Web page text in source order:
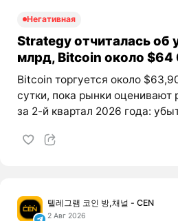
Негативная
Strategy отчиталась об
млрд, Bitcoin около $64
Bitcoin торгуется около
сутки, пока рынки оценивают
за 2-й квартал 2026 года:
텔레그램 코인 방,채널 - CEN
2 Авг 2026